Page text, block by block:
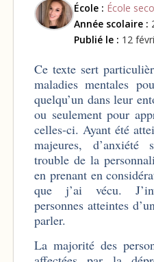
École : École
Année scolaire :
Publié le : 12
Ce texte sert
maladies mentales
quelqu’un dans leur
ou seulement pour
celles-ci. Ayant été
majeures,
trouble de la
en prenant en
que j’ai vécu.
personnes atteintes
parler.
La majorité des